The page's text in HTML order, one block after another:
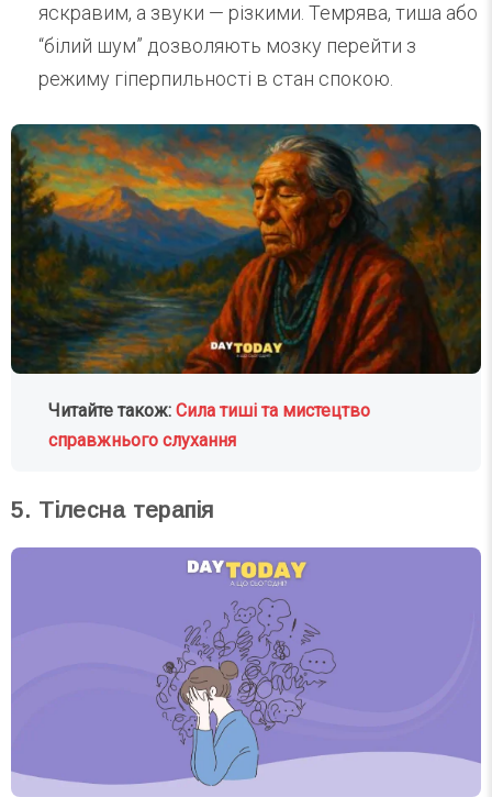
яскравим, а звуки — різкими. Темрява, тиша або
“білий шум” дозволяють мозку перейти з
режиму гіперпильності в стан спокою.
Читайте також:Сила тиші та мистецтво
справжнього слухання
5. Тілесна терапія